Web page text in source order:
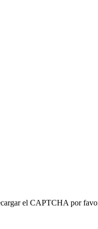
el CAPTCHA por